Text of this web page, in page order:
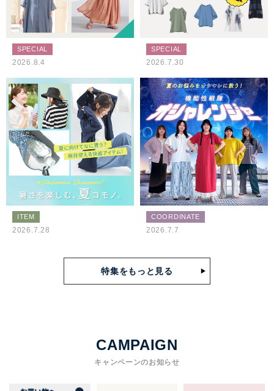
SPECIAL
2026.8.4
SPECIAL
2026.7.30
ITEM
2026.7.28
COORDINATE
2026.7.7
特集をもっと見る
CAMPAIGN
キャンペーンのお知らせ